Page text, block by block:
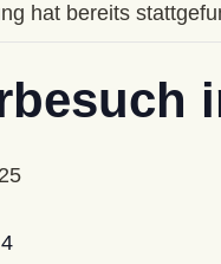
hat bereits